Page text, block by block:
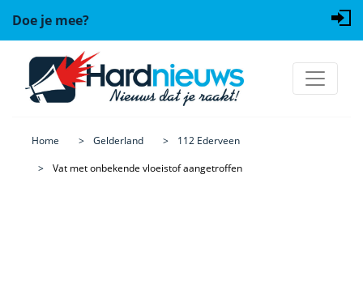
Doe je mee?
Home Gelderland
112 Ederveen
Vat met onbekende vloeistof aangetroffen